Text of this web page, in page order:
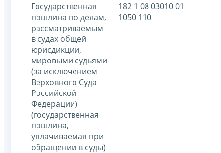
Государственная
пошлина по делам,
рассматриваемым
в судах общей
юрисдикции,
мировыми судьями
(за исключением
Верховного Суда
Российской
Федерации)
(государственная
пошлина,
уплачиваемая при
обращении в суды)
182 1 08 03010 01
1050 110